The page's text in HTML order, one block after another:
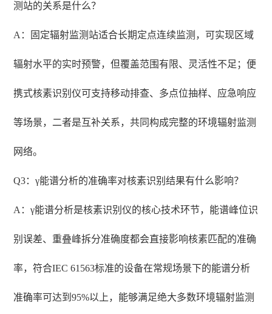
测站的关系是什么？
A：固定辐射监测站适合长期定点连续监测，可实现区域
辐射水平的实时预警，但覆盖范围有限、灵活性不足；便
携式核素识别仪可支持移动排查、多点位抽样、应急响应
等场景，二者是互补关系，共同构成完整的环境辐射监测
网络。
Q3：γ能谱分析的准确率对核素识别结果有什么影响？
A：γ能谱分析是核素识别仪的核心技术环节，能谱峰位识
别误差、重叠峰拆分准确度都会直接影响核素匹配的准确
率，符合IEC 61563标准的设备在常规场景下的能谱分析
准确率可达到95%以上，能够满足绝大多数环境辐射监测